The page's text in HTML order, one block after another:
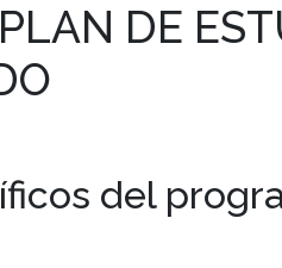
DE
del